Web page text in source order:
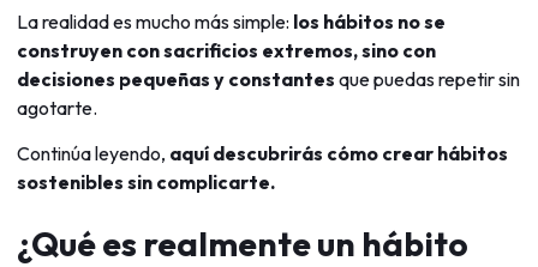
La realidad es mucho más simple: los hábitos no se
construyen con sacrificios extremos, sino con
decisiones pequeñas y constantes que puedas repetir sin
agotarte.
Continúa leyendo, aquí descubrirás cómo crear hábitos
sostenibles sin complicarte.
¿Qué es realmente un hábito